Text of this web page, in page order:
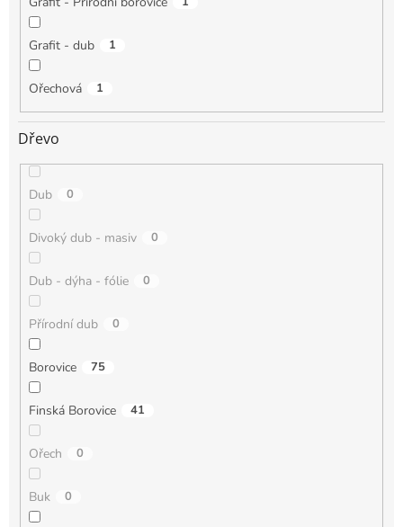
Grafit - dub 1
Ořechová 1
Dřevo
Dub 0
Divoký dub - masiv 0
Dub - dýha - fólie 0
Přírodní dub 0
Borovice 75
Finská Borovice 41
Ořech 0
Buk 0